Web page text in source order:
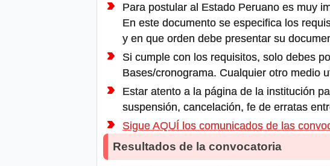
Para postular al Estado Peruano es muy
En este documento se especifica los
y en que orden debe presentar su
Si cumple con los requisitos, solo debes
Bases/cronograma. Cualquier otro medio
Estar atento a la página de la institución
suspensión, cancelación, fe de erratas
Sigue AQUÍ los comunicados de las
Resultados de la convocatoria